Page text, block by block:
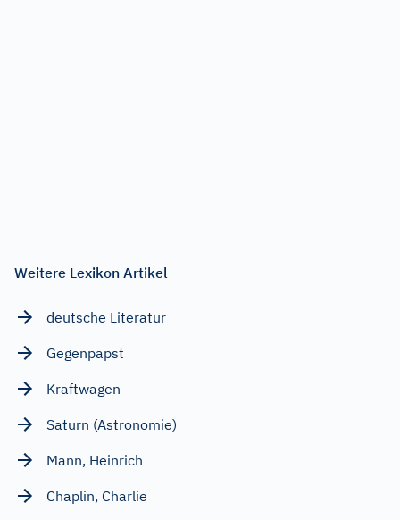
Weitere Lexikon Artikel
deutsche Literatur
Gegenpapst
Kraftwagen
Saturn (Astronomie)
Mann, Heinrich
Chaplin, Charlie